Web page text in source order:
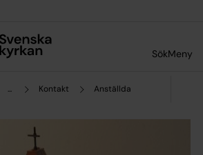
SökMeny
... Kontakt Anställda